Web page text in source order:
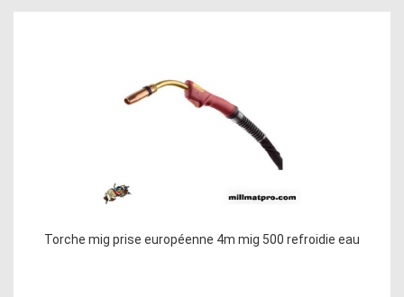
Torche mig prise européenne 4m mig 500 refroidie eau